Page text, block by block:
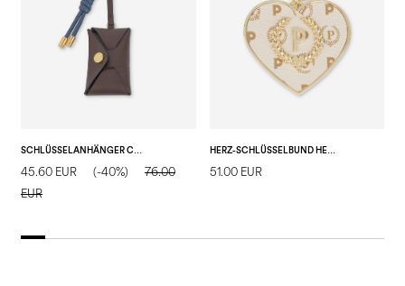
SCHLÜSSELANHÄNGER CHARM AUS KALBSLEDER
45.60 EUR (-40%)
76.00
EUR
HERZ-SCHLÜSSELBUND HERITAGE
51.00 EUR